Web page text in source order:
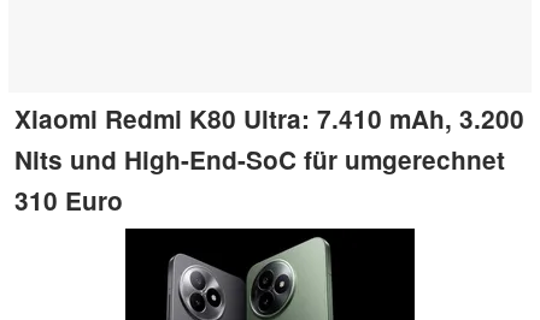
Xiaomi Redmi K80 Ultra: 7.410 mAh, 3.200
Nits und High-End-SoC für umgerechnet
310 Euro